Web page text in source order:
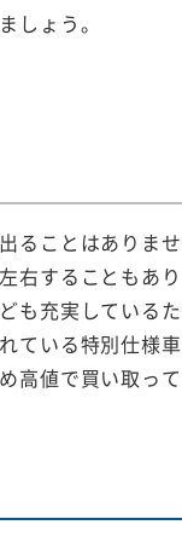
しょう。
ることはありませ
右することもあり
も充実しているた
ている特別仕様車
高値で買い取って